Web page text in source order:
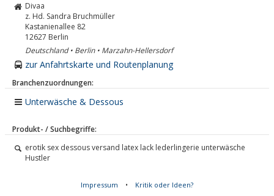
Divaa
z. Hd. Sandra Bruchmüller
Kastanienallee 82
12627 Berlin
Deutschland • Berlin • Marzahn-Hellersdorf
zur Anfahrtskarte und Routenplanung
Branchenzuordnungen:
Unterwäsche & Dessous
Produkt- / Suchbegriffe:
erotik sex dessous versand latex lack lederlingerie unterwäsche
Hustler
Impressum • Kritik oder Ideen?